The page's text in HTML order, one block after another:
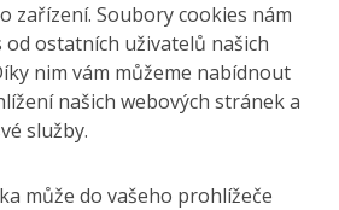
zařízení. Soubory cookies nám
ostatních uživatelů našich
nim vám můžeme nabídnout
našich webových stránek a
služby.
může do vašeho prohlížeče